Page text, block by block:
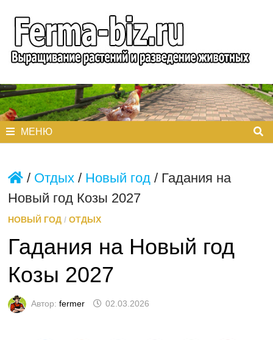
содержимому
МЕНЮ
/ Отдых/ Новый год/ Гадания на
Новый год Козы 2027
НОВЫЙ ГОД/ ОТДЫХ
Гадания на Новый год
Козы 2027
Автор: fermer 02.03.2026